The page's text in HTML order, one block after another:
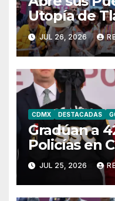
Utopía de
al maíz
JUL 26, 2026
CDMX DESTACADAS
Gradúan a
Policías en
Bono
JUL 25, 2026